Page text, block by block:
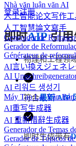
Nhà văn luận văn AI
人工智能论文写作工
人工智慧論文寫手
Generador de
Gerador de
Générateur de
AI言い換えジェネ
AI
AI 리워드 생성기
Máy Tạo Lại Văn
AI重写生成器
AI 重新措辭生成器
Generador de Temas
Gerador de Tópicos de
登录注册
即时AIP引用
物理和工程领
符合最新 AIP
即时生成带有